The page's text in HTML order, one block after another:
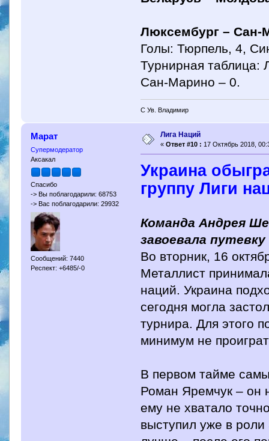
Люксембург – Сан-
Голы: Тюрпель, 4,
Турнирная таблица:
Сан-Марино – 0.
С Ув. Владимир
Марат
Супермодератор
Аксакал
Спасибо
-> Вы поблагодарили: 68753
-> Вас поблагодарили: 29932
Сообщений: 7440
Респект: +6485/-0
Лига Наций
« Ответ #10 : 17 Октябрь 2018,
Украина
группу Лиги
Команда Андрея
завоевала
Во вторник, 16
Металлист
наций. Украина
сегодня могла
турнира. Для этого
минимум не
В первом тайме
Роман Яремчук – он
ему не хватало
выступил уже в роли